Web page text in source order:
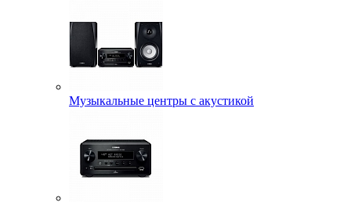
Музыкальные центры с акустикой